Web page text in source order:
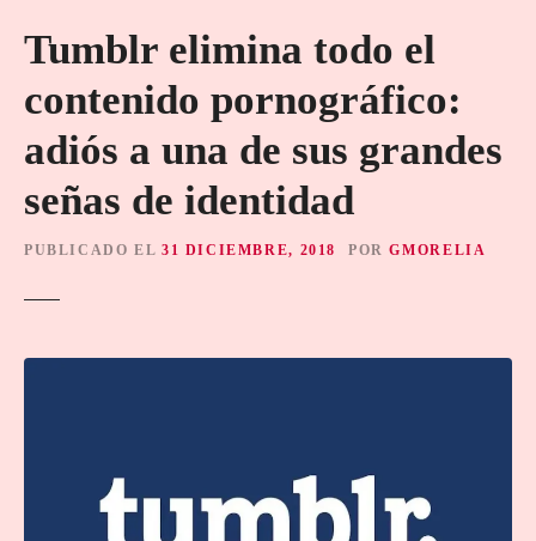
Tumblr elimina todo el
contenido pornográfico:
adiós a una de sus grandes
señas de identidad
PUBLICADO EL 31 DICIEMBRE, 2018 POR GMORELIA